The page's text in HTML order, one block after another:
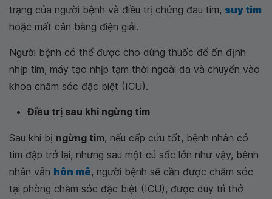
trạng của người bệnh và điều trị chứng đau tim, suy tim
hoặc mất cân bằng điện giải.
Người bệnh có thể được cho dùng thuốc để ổn định
nhịp tim, máy tạo nhịp tạm thời ngoài da và chuyển vào
khoa chăm sóc đặc biệt (ICU).
Điều trị sau khi ngừng tim
Sau khi bị ngừng tim, nếu cấp cứu tốt, bệnh nhân có
tim đập trở lại, nhưng sau một cú sốc lớn như vậy, bệnh
nhân vẫn hôn mê, người bệnh sẽ cần được chăm sóc
tại phòng chăm sóc đặc biệt (ICU), được duy trì thở